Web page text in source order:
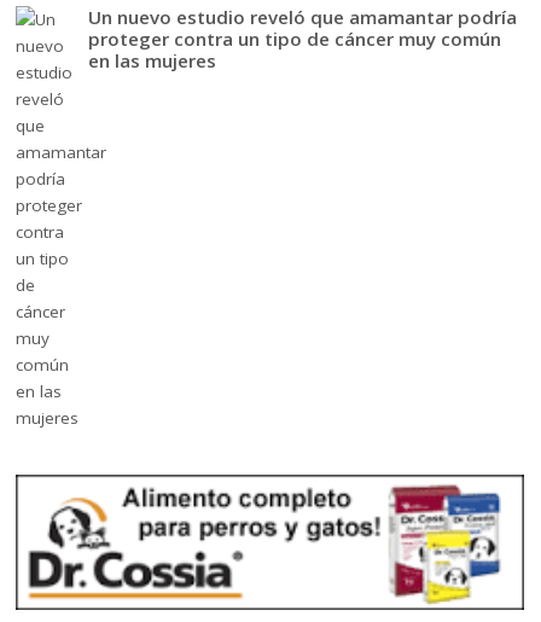
Un nuevo estudio reveló que amamantar podría
proteger contra un tipo de cáncer muy común
en las mujeres